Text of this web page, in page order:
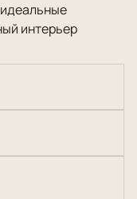
интерьер